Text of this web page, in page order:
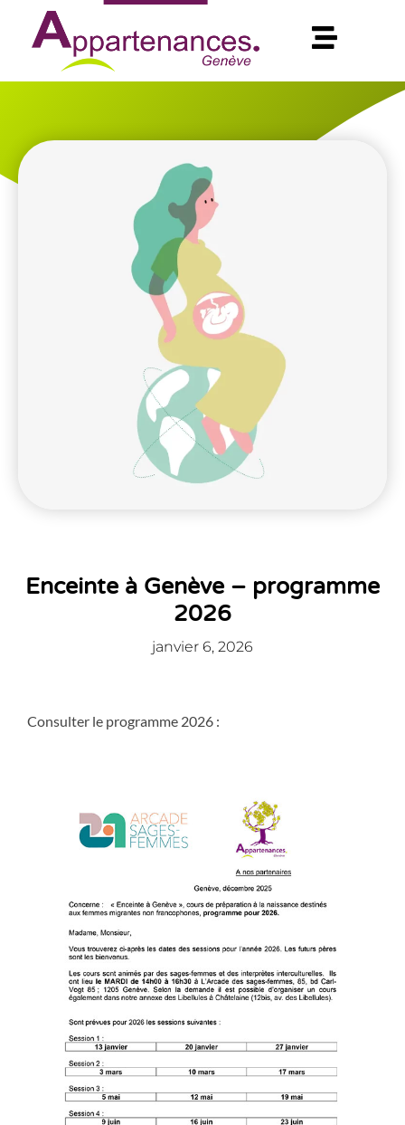
Enceinte à Genève – programme
2026
janvier 6, 2026
Consulter le programme 2026 :